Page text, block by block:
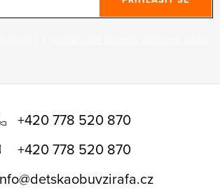
+420 778 520 870
+420 778 520 870
@detskaobuvzirafa.cz